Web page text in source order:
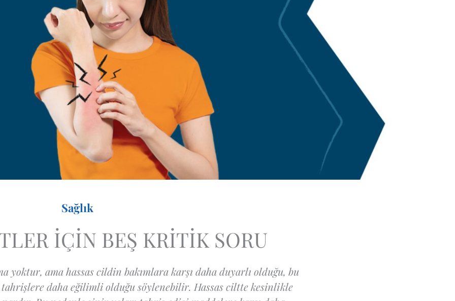
Sağlık
İÇİN BEŞ KRİTİK SORU
yoktur, ama hassas cildin bakımlara karşı daha duyarlı olduğu, bu
daha eğilimli olduğu söylenebilir. Hassas ciltte kesinlikle